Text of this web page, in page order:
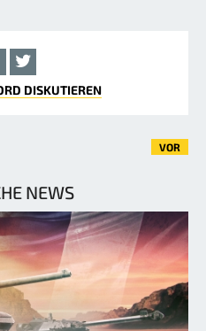
DISKUTIEREN
VOR
NEWS